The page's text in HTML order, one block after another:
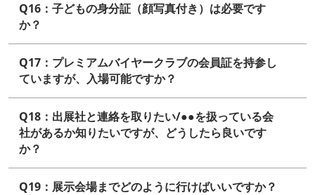
Q16：子どもの身分証（顔写真付き）は必要です
か？
Q17：プレミアムバイヤークラブの会員証を持参し
ていますが、入場可能ですか？
Q18：出展社と連絡を取りたい/●●を扱っている会
社があるか知りたいですが、どうしたら良いです
か？
Q19：展示会場までどのように行けばいいですか？